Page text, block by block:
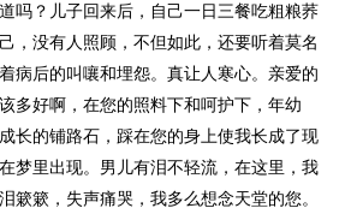
吗？儿子回来后，自己一日三餐吃粗粮荞
，没有人照顾，不但如此，还要听着莫名
病后的叫嚷和埋怨。真让人寒心。亲爱的
多好啊，在您的照料下和呵护下，年幼
长的铺路石，踩在您的身上使我长成了现
梦里出现。男儿有泪不轻流，在这里，我
簌簌，失声痛哭，我多么想念天堂的您。